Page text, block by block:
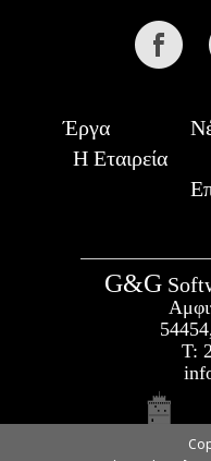
Έργα
Η Εταιρεία
G&G
Τ: